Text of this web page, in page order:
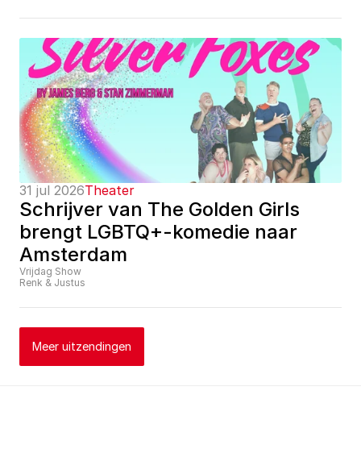
31 jul 2026Theater
Schrijver van The Golden Girls
brengt LGBTQ+-komedie naar
Amsterdam
Vrijdag Show
Renk & Justus
Meer uitzendingen